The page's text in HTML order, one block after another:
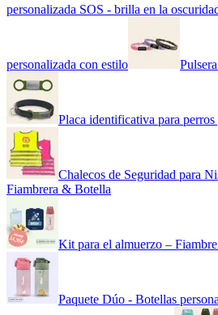
personalizada SOS - brilla en la
personalizada con estilo
Placa identificativa para
Chalecos de Seguridad para
Fiambrera & Botella
Kit para el almuerzo –
Paquete Dúo - Botellas